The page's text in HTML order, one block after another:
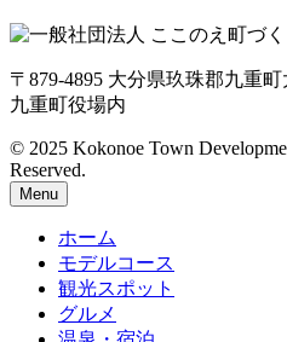
〒879-4895 大分県玖珠郡九重町
九重町役場内
© 2025 Kokonoe Town
Reserved.
Menu
ホーム
モデルコース
観光スポット
グルメ